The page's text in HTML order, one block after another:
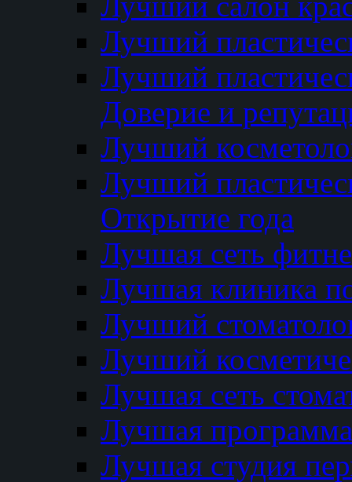
Лучший
Лучший
Доверие и
Лучший
Лучший
Открытие года
Лучшая сеть
Лучшая клиника
Лучший
Лучший
Лучшая сеть
Лучшая программа
Лучшая студия